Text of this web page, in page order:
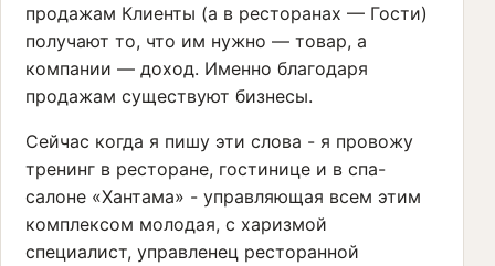
продажам Клиенты (а в ресторанах — Гости)
получают то, что им нужно — товар, а
компании — доход. Именно благодаря
продажам существуют бизнесы.
Сейчас когда я пишу эти слова - я провожу
тренинг в ресторане, гостинице и в спа-
салоне «Хантама» - управляющая всем этим
комплексом молодая, с харизмой
специалист, управленец ресторанной